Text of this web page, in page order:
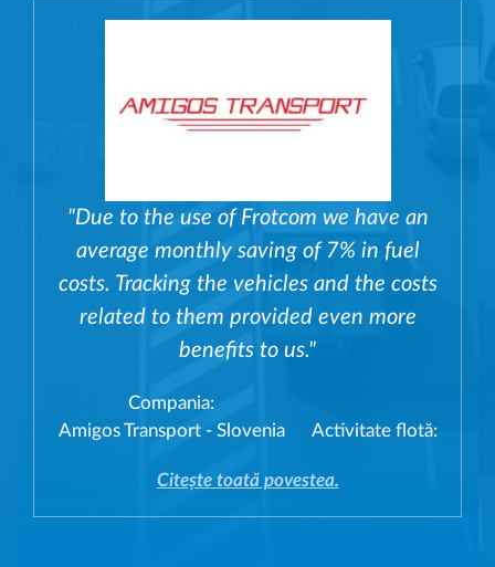
"Due to the use of Frotcom we have an
average monthly saving of 7% in fuel
costs. Tracking the vehicles and the costs
related to them provided even more
benefits to us."
Compania:
Amigos Transport - Slovenia
Activitate flotă:
Citește toată povestea.